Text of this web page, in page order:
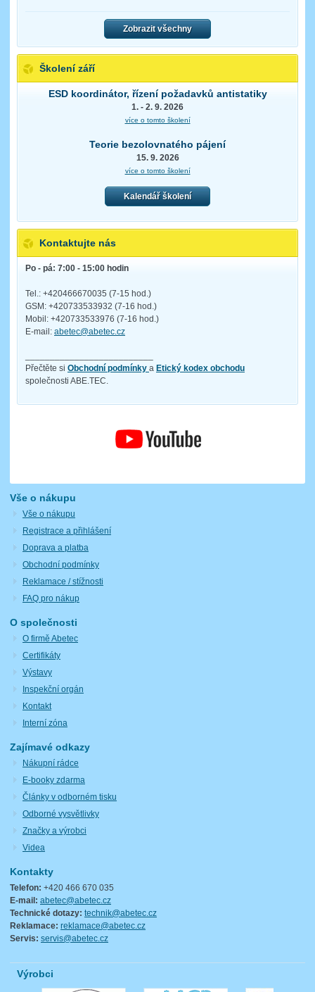
Zobrazit všechny
Školení září
ESD koordinátor, řízení požadavků antistatiky
1. - 2. 9. 2026
více o tomto školení
Teorie bezolovnatého pájení
15. 9. 2026
více o tomto školení
Kalendář školení
Kontaktujte nás
Po - pá: 7:00 - 15:00 hodin
Tel.: +420466670035 (7-15 hod.)
GSM: +420733533932 (7-16 hod.)
Mobil: +420733533976 (7-16 hod.)
E-mail: abetec@abetec.cz
Přečtěte si Obchodní podmínky a Etický kodex obchodu
společnosti ABE.TEC.
Vše o nákupu
Vše o nákupu
Registrace a přihlášení
Doprava a platba
Obchodní podmínky
Reklamace / stížnosti
FAQ pro nákup
O společnosti
O firmě Abetec
Certifikáty
Výstavy
Inspekční orgán
Kontakt
Interní zóna
Zajímavé odkazy
Nákupní rádce
E-booky zdarma
Články v odborném tisku
Odborné vysvětlivky
Značky a výrobci
Videa
Kontakty
Telefon: +420 466 670 035
E-mail: abetec@abetec.cz
Technické dotazy: technik@abetec.cz
Reklamace: reklamace@abetec.cz
Servis: servis@abetec.cz
Výrobci